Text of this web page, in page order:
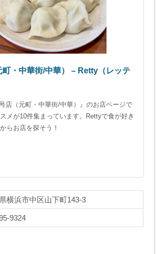
町・中華街/中華） – Retty（レッテ
店（元町・中華街/中華）』のお店ページで
メが10件集まっています。Rettyで食が好き
らお店を探そう！
横浜市中区山下町143-3
9324